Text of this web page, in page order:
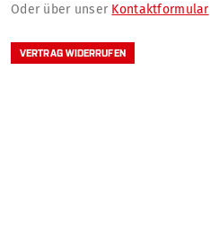
Oder über unser Kontaktformular
VERTRAG WIDERRUFEN